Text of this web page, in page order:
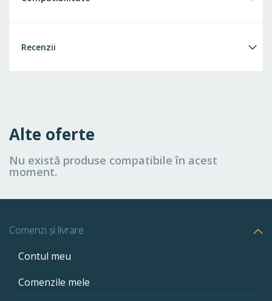
Recenzii
Alte oferte
Nu există produse compatibile în acest
moment.
Comenzi și livrare
Contul meu
Comenzile mele